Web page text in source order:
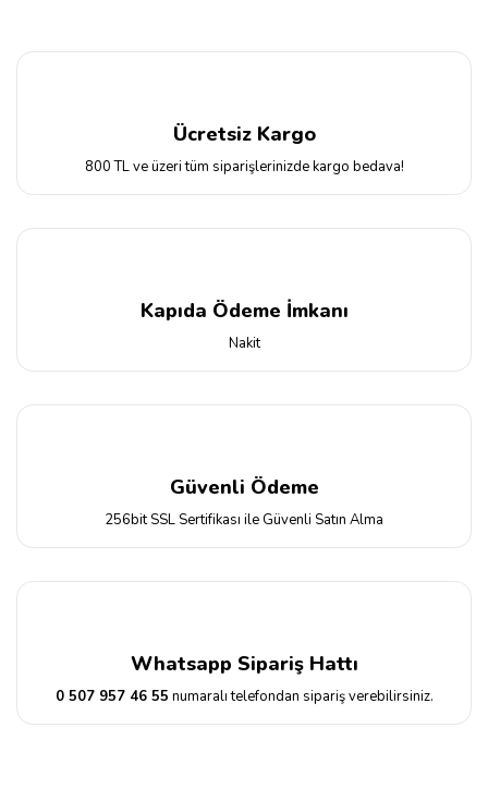
Ücretsiz Kargo
800 TL ve üzeri tüm siparişlerinizde kargo bedava!
Kapıda Ödeme İmkanı
Nakit
Güvenli Ödeme
256bit SSL Sertifikası ile Güvenli Satın Alma
Whatsapp Sipariş Hattı
0 507 957 46 55 numaralı telefondan sipariş verebilirsiniz.